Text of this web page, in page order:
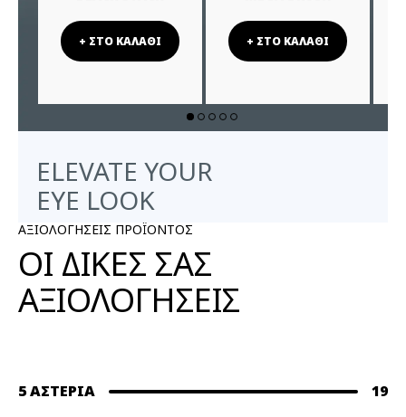
+ ΣΤΟ ΚΑΛΑΘΙ + ΣΤΟ ΚΑΛΑΘΙ
ELEVATE YOUR
EYE LOOK
ΑΞΙΟΛΟΓΗΣΕΙΣ ΠΡΟΪΟΝΤΟΣ
ΟΙ ΔΙΚΕΣ ΣΑΣ
ΑΞΙΟΛΟΓΗΣΕΙΣ
5 ΑΣΤΈΡΙΑ
19